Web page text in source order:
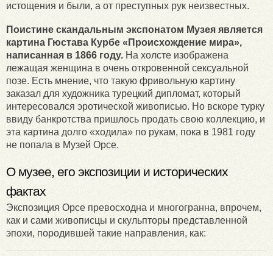
истощения и были, а от преступных рук неизвестных.
Поистине скандальным экспонатом Музея является
картина Гюстава Курбе «Происхождение мира»,
написанная в 1866 году. На холсте изображена
лежащая женщина в очень откровенной сексуальной
позе. Есть мнение, что такую фривольную картину
заказал для художника турецкий дипломат, который
интересовался эротической живописью. Но вскоре турку
ввиду банкротства пришлось продать свою коллекцию, и
эта картина долго «ходила» по рукам, пока в 1981 году
не попала в Музей Орсе.
О музее, его экспозиции и исторических
фактах
Экспозиция Орсе превосходна и многогранна, впрочем,
как и сами живописцы и скульпторы представленной
эпохи, породившей такие направления, как: